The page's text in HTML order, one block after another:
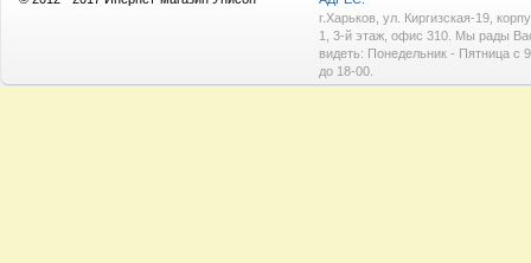
г.Харьков, ул. Киргизская-19,
1, 3-й этаж, офис 310. Мы рады
видеть: Понедельник - Пятница с
до 18-00.